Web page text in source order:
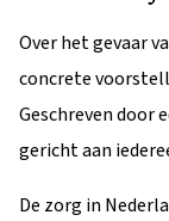
Over het gevaar
concrete
Geschreven door
gericht aan
De zorg in